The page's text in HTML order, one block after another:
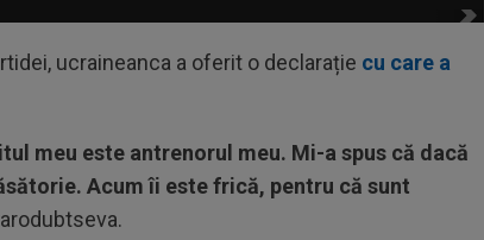
ucraineanca a oferit o declarație cu care a
meu este antrenorul meu. Mi-a spus că dacă
Acum îi este frică, pentru că sunt